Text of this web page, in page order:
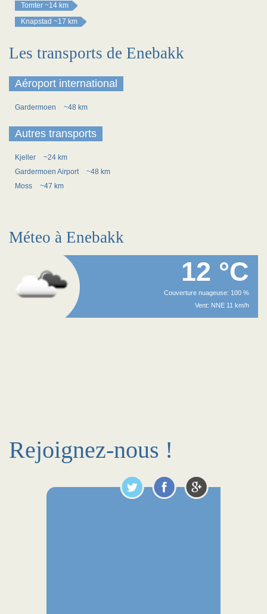
Tomter ~14 km
Knapstad ~17 km
Les transports de Enebakk
Aéroport international
Gardermoen ~48 km
Autres transports
Kjeller
~24 km
Gardermoen Airport
~48 km
Moss
~47 km
Méteo à Enebakk
12 °C
Couverture nuageuse: 100 %
Vent: NNE 11 km/h
Rejoignez-nous !